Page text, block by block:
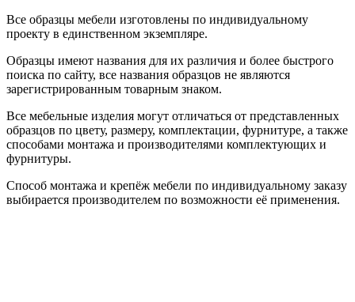
Все образцы мебели изготовлены по индивидуальному
проекту в единственном экземпляре.
Образцы имеют названия для их различия и более быстрого
поиска по сайту, все названия образцов не являются
зарегистрированным товарным знаком.
Все мебельные изделия могут отличаться от представленных
образцов по цвету, размеру, комплектации, фурнитуре, а также
способами монтажа и производителями комплектующих и
фурнитуры.
Способ монтажа и крепёж мебели по индивидуальному заказу
выбирается производителем по возможности её применения.